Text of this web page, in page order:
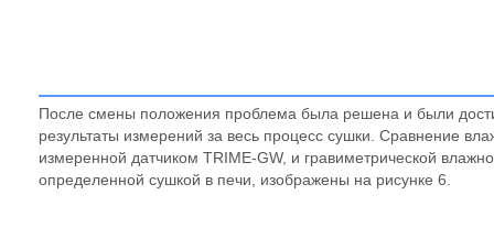
После смены положения проблема была решена и были
результаты измерений за весь процесс сушки. Сравнение
измеренной датчиком TRIME-GW, и гравиметрической
определенной сушкой в печи, изображены на рисунке 6.